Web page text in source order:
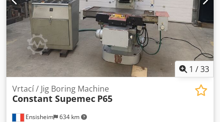
1 /33
Ensisheim 634 km
Vrtací / Jig Boring Machine
Constant Supemec P65